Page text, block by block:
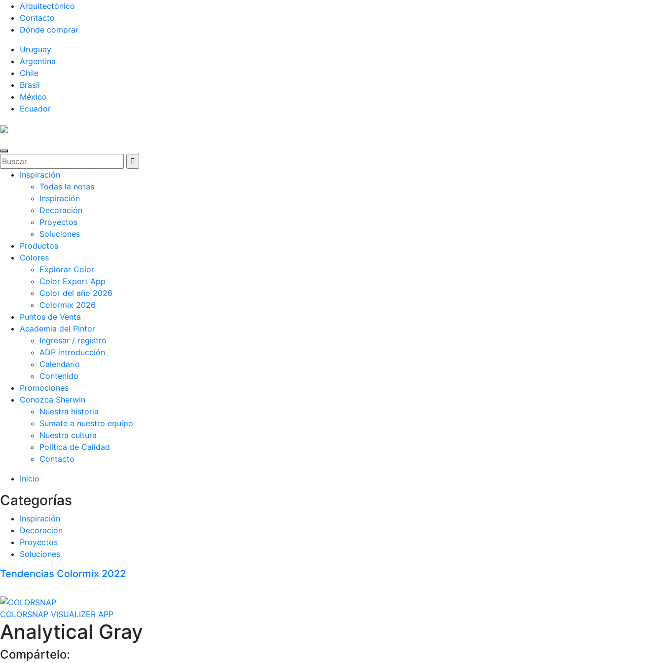
Arquitectónico
Contacto
Dónde comprar
Uruguay
Argentina
Chile
Brasil
México
Ecuador
Inspiración
Todas la notas
Inspiración
Decoración
Proyectos
Soluciones
Productos
Colores
Explorar Color
Color Expert App
Color del año 2026
Colormix 2026
Puntos de Venta
Academia del Pintor
Ingresar / registro
ADP introducción
Calendario
Contenido
Promociones
Conozca Sherwin
Nuestra historia
Sumate a nuestro equipo
Nuestra cultura
Política de Calidad
Contacto
Inicio
Categorías
Inspiración
Decoración
Proyectos
Soluciones
Tendencias Colormix 2022
COLORSNAP VISUALIZER APP
Analytical Gray
Compártelo: